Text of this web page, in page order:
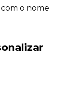
o nome